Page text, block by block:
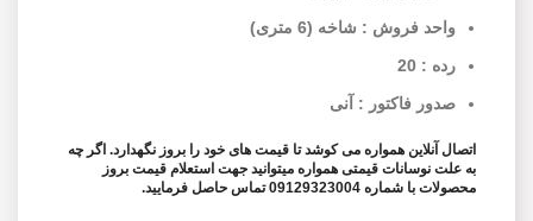
واحد فروش : شاخه (6 متری)
رده : 20
صدور فاکتور : آنی
اتصال آنلاین همواره می کوشد تا قیمت های خود را بروز نگهدارد. اگر چه
به علت نوسانات قیمتی همواره میتوانید جهت استعلام قیمت بروز
محصولات با شماره 09129323004 تماس حاصل فرمایید.